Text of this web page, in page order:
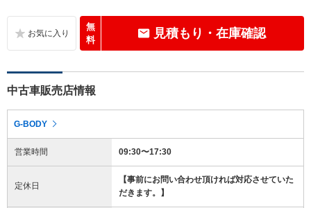
無
料
見積もり・在庫確認
中古車販売店情報
G-BODY
営業時間 09:30〜17:30
定休日
【事前にお問い合わせ頂ければ対応させていた
だきます。】